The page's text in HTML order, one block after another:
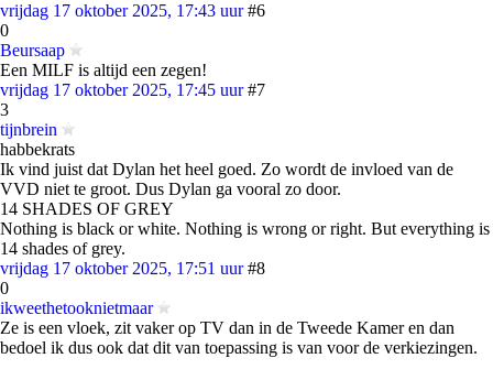
vrijdag 17 oktober 2025, 17:43 uur #6
0
Beursaap
Een MILF is altijd een zegen!
vrijdag 17 oktober 2025, 17:45 uur #7
3
tijnbrein
habbekrats
Ik vind juist dat Dylan het heel goed. Zo wordt de invloed van de
VVD niet te groot. Dus Dylan ga vooral zo door.
14 SHADES OF GREY
Nothing is black or white. Nothing is wrong or right. But everything is
14 shades of grey.
vrijdag 17 oktober 2025, 17:51 uur #8
0
ikweethetooknietmaar
Ze is een vloek, zit vaker op TV dan in de Tweede Kamer en dan
bedoel ik dus ook dat dit van toepassing is van voor de verkiezingen.